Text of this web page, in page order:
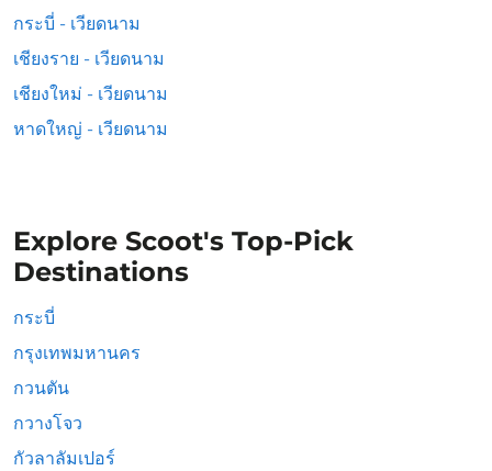
กระบี่ - เวียดนาม
เชียงราย - เวียดนาม
เชียงใหม่ - เวียดนาม
หาดใหญ่ - เวียดนาม
Explore Scoot's Top-Pick
Destinations
กระบี่
กรุงเทพมหานคร
กวนตัน
กวางโจว
กัวลาลัมเปอร์